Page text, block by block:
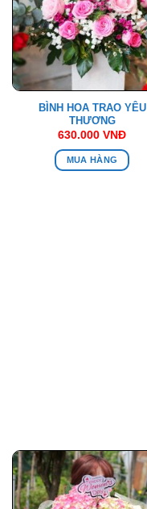
BÌNH HOA TRAO YÊU
THƯƠNG
630.000 VNĐ
MUA HÀNG